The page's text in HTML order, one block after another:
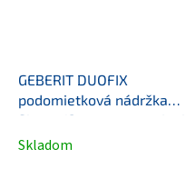
GEBERIT DUOFIX
podomietková nádržka
Sigma 12cm, pre napojenie
do bočnej steny
Skladom